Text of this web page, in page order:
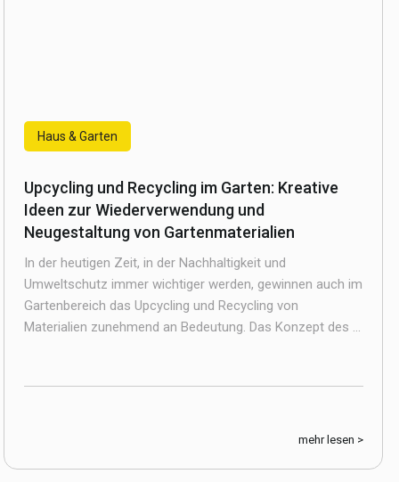
Haus & Garten
Upcycling und Recycling im Garten: Kreative
Ideen zur Wiederverwendung und
Neugestaltung von Gartenmaterialien
In der heutigen Zeit, in der Nachhaltigkeit und
Umweltschutz immer wichtiger werden, gewinnen auch im
Gartenbereich das Upcycling und Recycling von
Materialien zunehmend an Bedeutung. Das Konzept des ...
mehr lesen >